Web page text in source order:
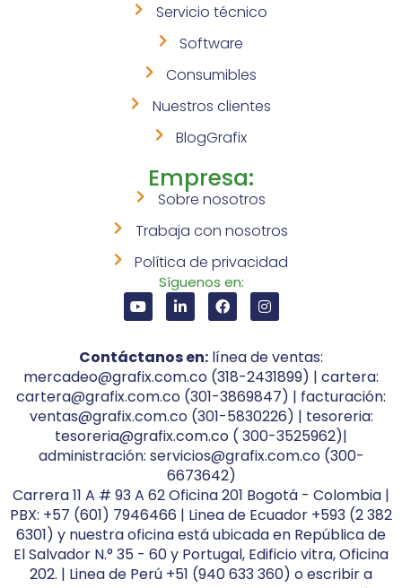
Servicio técnico
Software
Consumibles
Nuestros clientes
BlogGrafix
Empresa:
Sobre nosotros
Trabaja con nosotros
Política de privacidad
Síguenos en:
Contáctanos en: línea de ventas:
mercadeo@grafix.com.co (318-2431899) | cartera:
cartera@grafix.com.co (301-3869847) | facturación:
ventas@grafix.com.co (301-5830226) | tesoreria:
tesoreria@grafix.com.co ( 300-3525962)|
administración: servicios@grafix.com.co (300-
6673642)
Carrera 11 A # 93 A 62 Oficina 201 Bogotá - Colombia |
PBX: +57 (601) 7946466 | Linea de Ecuador +593 (2 382
6301) y nuestra oficina está ubicada en República de
El Salvador N.° 35 - 60 y Portugal, Edificio vitra, Oficina
202. | Linea de Perú +51 (940 633 360) o escribir a